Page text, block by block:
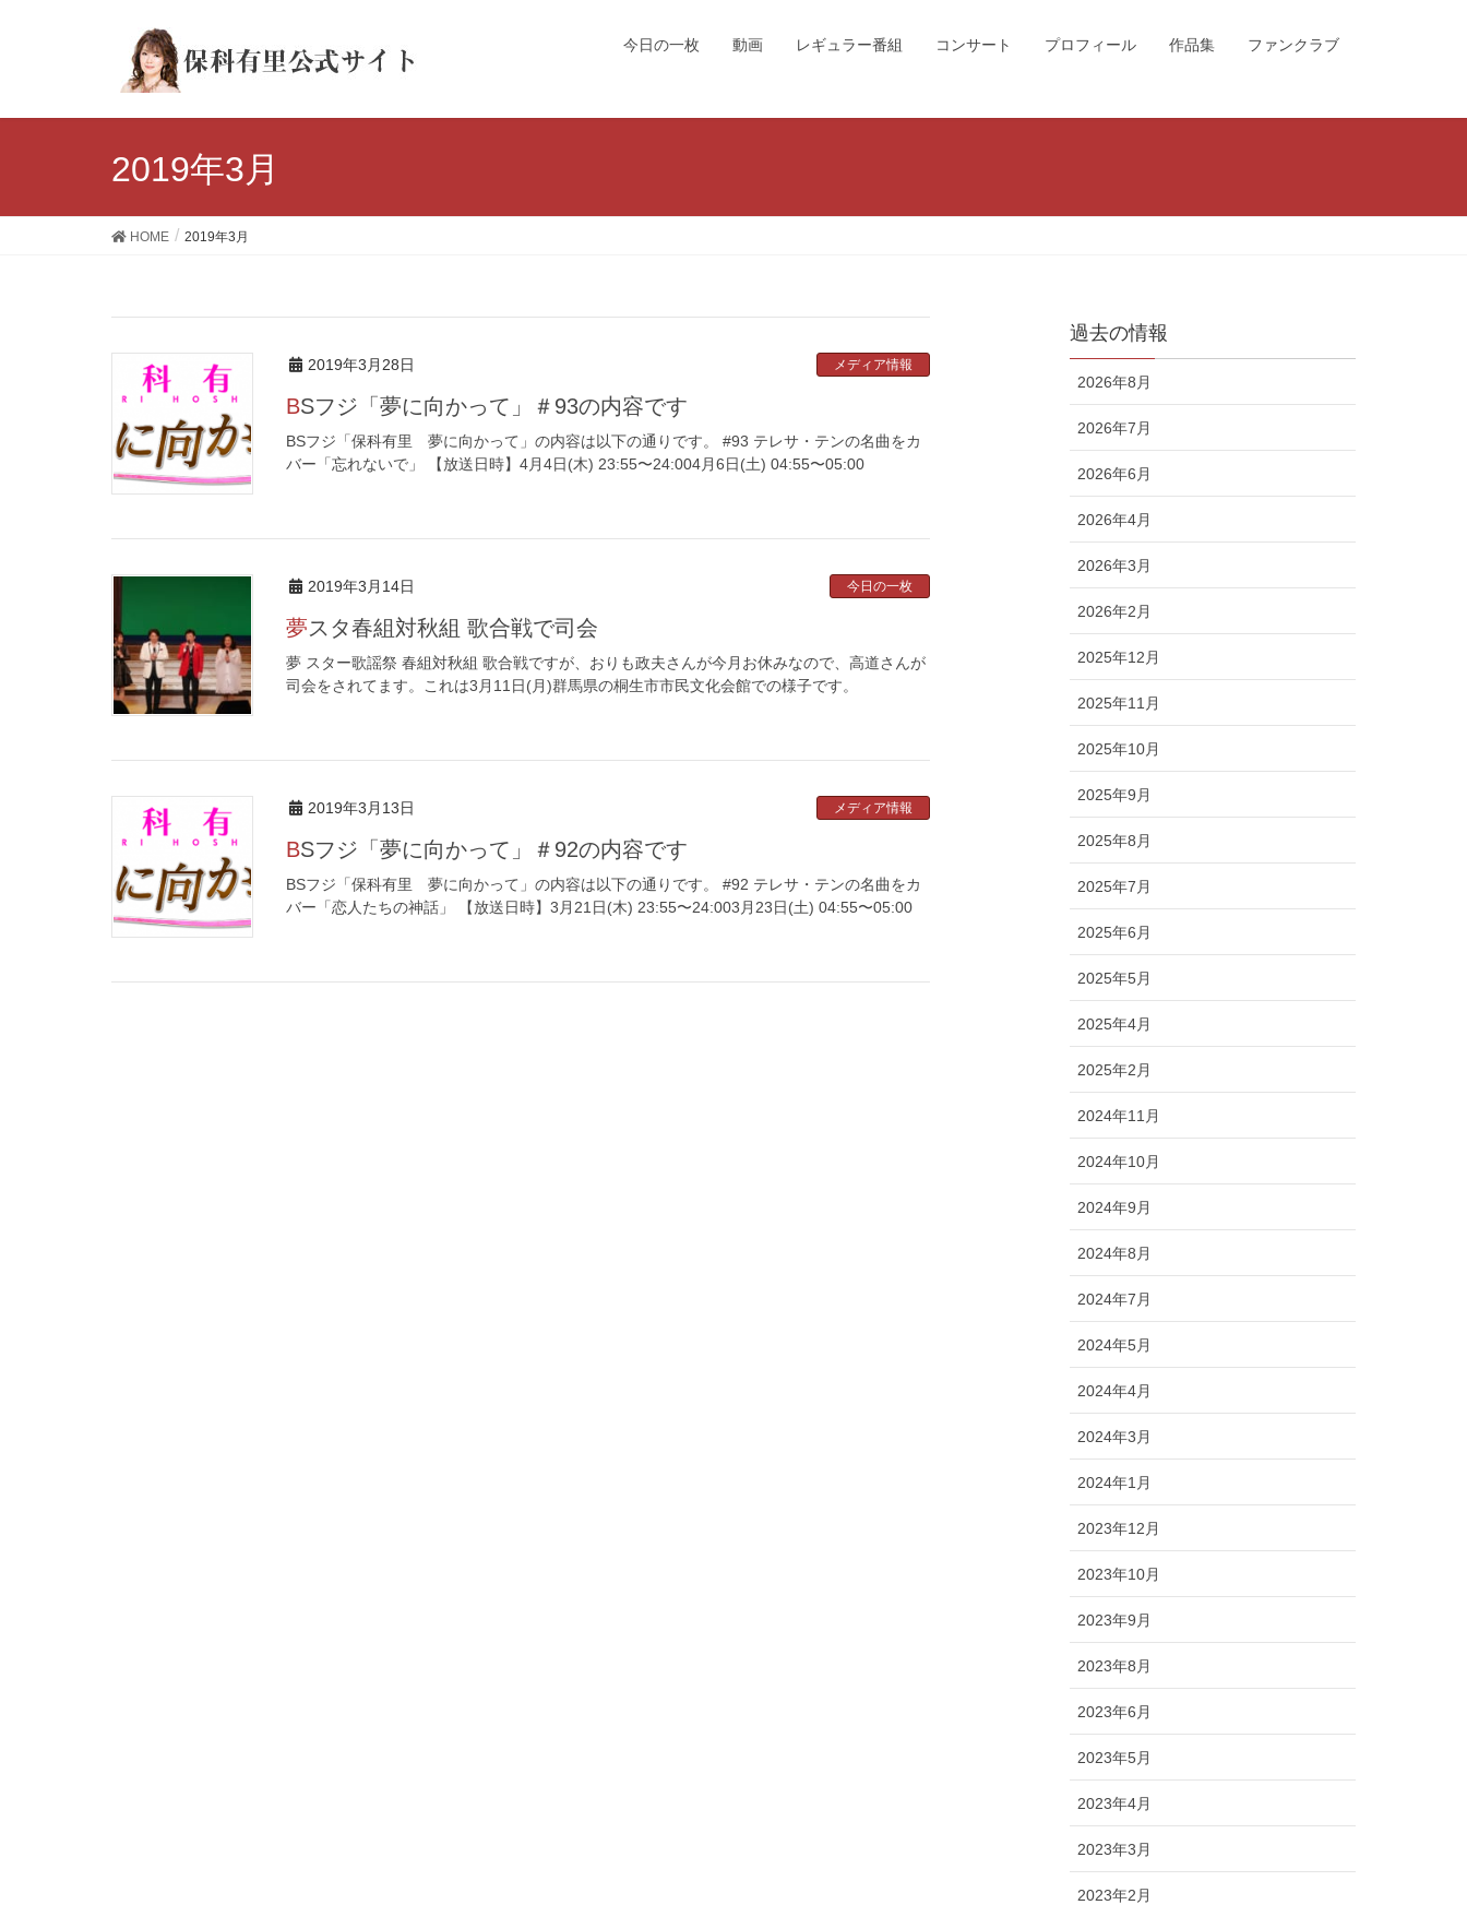
今日の一枚 動画 レギュラー番組 コンサート プロフィール 作品集 ファンクラブ
2019年3月
HOME 2019年3月
2019年3月28日 メディア情報
BSフジ「夢に向かって」＃93の内容です
BSフジ「保科有里 夢に向かって」の内容は以下の通りです。 #93 テレサ・テンの名曲をカ
バー「忘れないで」 【放送日時】4月4日(木) 23:55〜24:004月6日(土) 04:55〜05:00
2019年3月14日 今日の一枚
夢スタ春組対秋組 歌合戦で司会
夢 スター歌謡祭 春組対秋組 歌合戦ですが、おりも政夫さんが今月お休みなので、高道さんが
司会をされてます。これは3月11日(月)群馬県の桐生市市民文化会館での様子です。
2019年3月13日 メディア情報
BSフジ「夢に向かって」＃92の内容です
BSフジ「保科有里 夢に向かって」の内容は以下の通りです。 #92 テレサ・テンの名曲をカ
バー「恋人たちの神話」 【放送日時】3月21日(木) 23:55〜24:003月23日(土) 04:55〜05:00
過去の情報
2026年8月
2026年7月
2026年6月
2026年4月
2026年3月
2026年2月
2025年12月
2025年11月
2025年10月
2025年9月
2025年8月
2025年7月
2025年6月
2025年5月
2025年4月
2025年2月
2024年11月
2024年10月
2024年9月
2024年8月
2024年7月
2024年5月
2024年4月
2024年3月
2024年1月
2023年12月
2023年10月
2023年9月
2023年8月
2023年6月
2023年5月
2023年4月
2023年3月
2023年2月